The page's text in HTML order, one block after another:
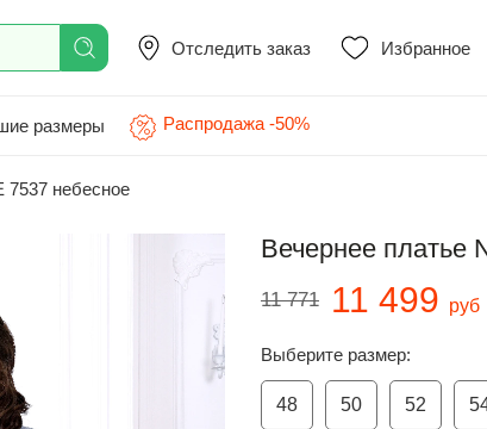
Отследить заказ Избранное
размеры Распродажа -50%
7537 небесное
Вечернее платье
11 771 11 499 руб
Выберите размер:
48 50 52